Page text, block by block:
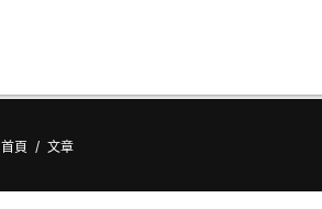
首頁 / 文章